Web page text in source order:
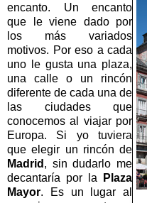
encanto. Un encanto
que le viene dado por
los más variados
motivos. Por eso a cada
uno le gusta una plaza,
una calle o un rincón
diferente de cada una de
las ciudades que
conocemos al viajar por
Europa. Si yo tuviera
que elegir un rincón de
Madrid , sin dudarlo me
decantaría por la
Plaza
Mayor. Es un lugar al